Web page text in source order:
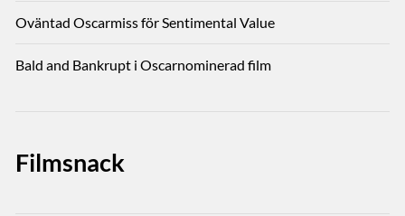
Oväntad Oscarmiss för Sentimental Value
Bald and Bankrupt i Oscarnominerad film
Filmsnack